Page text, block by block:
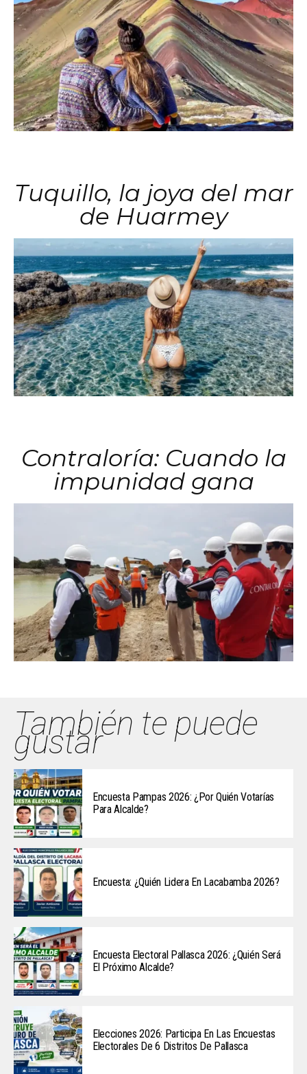
Tuquillo, la joya del mar
de Huarmey
Contraloría: Cuando la
impunidad gana
También te puede
gustar
Encuesta Pampas 2026: ¿Por Quién Votarías
Para Alcalde?
Encuesta: ¿Quién Lidera En Lacabamba 2026?
Encuesta Electoral Pallasca 2026: ¿Quién Será
El Próximo Alcalde?
Elecciones 2026: Participa En Las Encuestas
Electorales De 6 Distritos De Pallasca